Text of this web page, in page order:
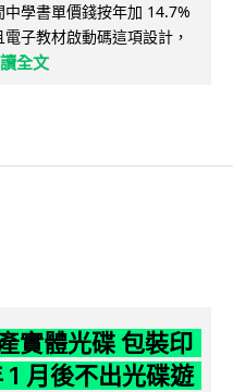
學書單價錢按年加 14.7%
子教材啟動碼這項設計，
全文
實體光碟 包裝印
月後不出光碟遊